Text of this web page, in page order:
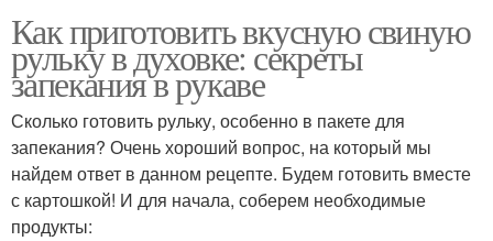
Как приготовить вкусную свиную
рульку в духовке: секреты
запекания в рукаве
Сколько готовить рульку, особенно в пакете для
запекания? Очень хороший вопрос, на который мы
найдем ответ в данном рецепте. Будем готовить вместе
с картошкой! И для начала, соберем необходимые
продукты: